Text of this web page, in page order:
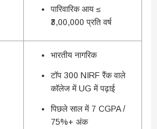
पारिवारिक आय ≤
₹3,00,000 प्रति वर्ष
भारतीय नागरिक
टॉप 300 NIRF रैंक वाले
कॉलेज में UG में पढ़ाई
पिछले साल में 7 CGPA /
75%+ अंक